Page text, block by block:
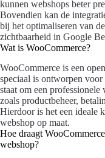
kunnen webshops beter
Bovendien kan de
bij het optimaliseren van
zichtbaarheid in Google
Wat is WooCommerce?
WooCommerce is een
speciaal is ontworpen
staat om een
zoals productbeheer,
Hierdoor is het een ideale
webshop op maat.
Hoe draagt
webshop?